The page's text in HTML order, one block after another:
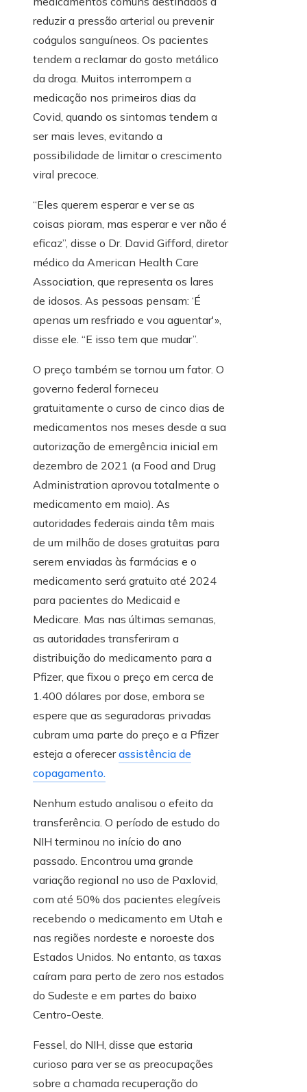
reduzir a pressão arterial ou prevenir
coágulos sanguíneos. Os pacientes
tendem a reclamar do gosto metálico
da droga. Muitos interrompem a
medicação nos primeiros dias da
Covid, quando os sintomas tendem a
ser mais leves, evitando a
possibilidade de limitar o crescimento
viral precoce.
“Eles querem esperar e ver se as
coisas pioram, mas esperar e ver não é
eficaz”, disse o Dr. David Gifford, diretor
médico da American Health Care
Association, que representa os lares
de idosos. As pessoas pensam: ‘É
apenas um resfriado e vou aguentar'»,
disse ele. “E isso tem que mudar”.
O preço também se tornou um fator. O
governo federal forneceu
gratuitamente o curso de cinco dias de
medicamentos nos meses desde a sua
autorização de emergência inicial em
dezembro de 2021 (a Food and Drug
Administration aprovou totalmente o
medicamento em maio). As
autoridades federais ainda têm mais
de um milhão de doses gratuitas para
serem enviadas às farmácias e o
medicamento será gratuito até 2024
para pacientes do Medicaid e
Medicare. Mas nas últimas semanas,
as autoridades transferiram a
distribuição do medicamento para a
Pfizer, que fixou o preço em cerca de
1.400 dólares por dose, embora se
espere que as seguradoras privadas
cubram uma parte do preço e a Pfizer
esteja a oferecerassistência de
copagamento.
Nenhum estudo analisou o efeito da
transferência. O período de estudo do
NIH terminou no início do ano
passado. Encontrou uma grande
variação regional no uso de Paxlovid,
com até 50% dos pacientes elegíveis
recebendo o medicamento em Utah e
nas regiões nordeste e noroeste dos
Estados Unidos. No entanto, as taxas
caíram para perto de zero nos estados
do Sudeste e em partes do baixo
Centro-Oeste.
Fessel, do NIH, disse que estaria
curioso para ver se as preocupações
sobre a chamada recuperação do